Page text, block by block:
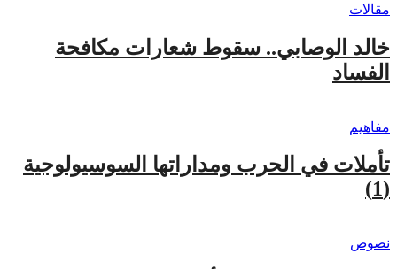
مقالات
خالد الوصابي.. سقوط شعارات مكافحة
الفساد
مفاهيم
تأملات في الحرب ومداراتها السوسيولوجية
(1)
نصوص